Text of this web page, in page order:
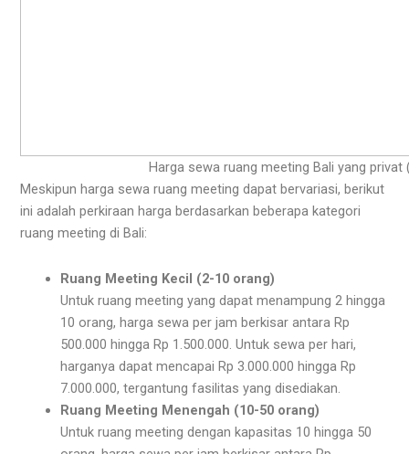
Harga sewa ruang meeting Bali yang privat
Meskipun harga sewa ruang meeting dapat bervariasi, berikut
ini adalah perkiraan harga berdasarkan beberapa kategori
ruang meeting di Bali:
Ruang Meeting Kecil (2-10 orang)
Untuk ruang meeting yang dapat menampung 2 hingga
10 orang, harga sewa per jam berkisar antara Rp
500.000 hingga Rp 1.500.000. Untuk sewa per hari,
harganya dapat mencapai Rp 3.000.000 hingga Rp
7.000.000, tergantung fasilitas yang disediakan.
Ruang Meeting Menengah (10-50 orang)
Untuk ruang meeting dengan kapasitas 10 hingga 50